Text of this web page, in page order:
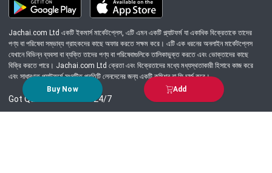
Buy Now Add
Jachai.com Ltd একটি ইকমার্স মার্কেটপ্লেস, এটি এমন একটি প্ল্যাটফর্ম যা একাধিক বিক্রেতাকে তাদের
পণ্য বা পরিষেবা সম্ভাব্য গ্রাহকদের কাছে অফার করতে সক্ষম করে। এটি এক ধরনের অনলাইন মার্কেটপ্লেস
যেখানে বিভিন্ন ব্যবসা বা ব্যক্তি তাদের পণ্য বা পরিষেবাগুলিকে তালিকাভুক্ত করতে এবং ভোক্তাদের কাছে
বিক্রি করতে পারে। Jachai.com Ltd ক্রেতা এবং বিক্রেতাদের মধ্যে মধ্যস্থতাকারী হিসাবে কাজ করে
এবং সাধারণত প্ল্যাটফর্মে সংঘটিত প্রতিটি লেনদেনের জন্য একটি কমিশন বা ফি চার্জ করে।
Got Question? Call us 24/7